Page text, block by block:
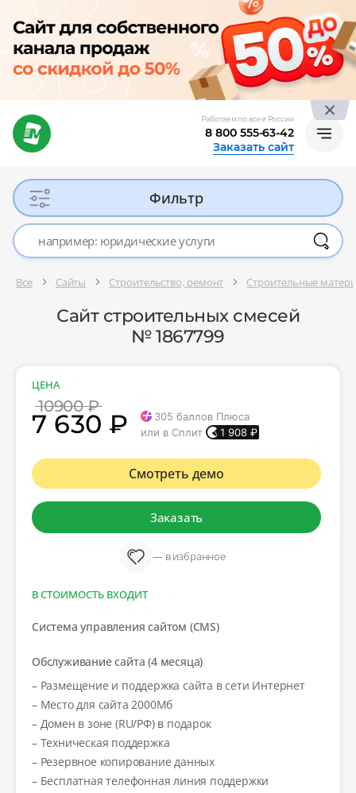
Работаем по всей России
8 800 555-63-42
Заказать сайт
Фильтр
Все Сайты Строительство, ремонт Строительные
Сайт строительных смесей
№ 1867799
ЦЕНА
10900 ₽
7 630 ₽ 305 баллов Плюса
или в Сплит
1 908 ₽
Смотреть демо
Заказать
— в избранное
В СТОИМОСТЬ ВХОДИТ
Система управления сайтом (CMS)
Обслуживание сайта (4 месяца)
– Размещение и поддержка сайта в сети Интернет
– Место для сайта 2000Мб
– Домен в зоне (RU/РФ) в подарок
– Техническая поддержка
– Резервное копирование данных
– Бесплатная телефонная линия поддержки